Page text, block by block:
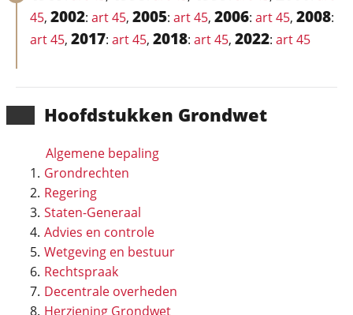
Hoofd­stukken Grondwet
Algemene bepaling
Grondrechten
Regering
Staten-Generaal
Advies en controle
Wetgeving en bestuur
Rechtspraak
Decentrale overheden
Herziening Grondwet
45, 2002: art 45, 2005: art 45, 2006: art 45, 2008:
art 45, 2017: art 45, 2018: art 45, 2022: art 45